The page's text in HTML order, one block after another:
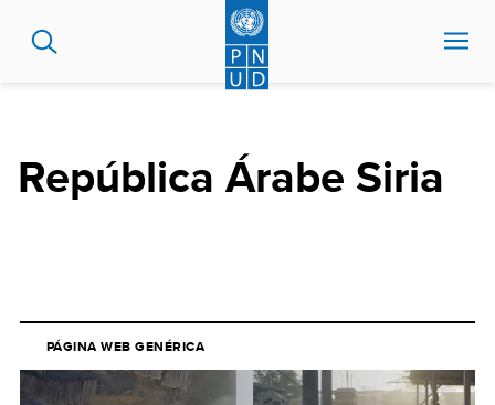
contenido
República Árabe Siria
PÁGINA WEB GENÉRICA